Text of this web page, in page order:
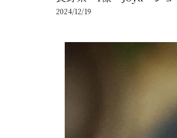
2024/12/19